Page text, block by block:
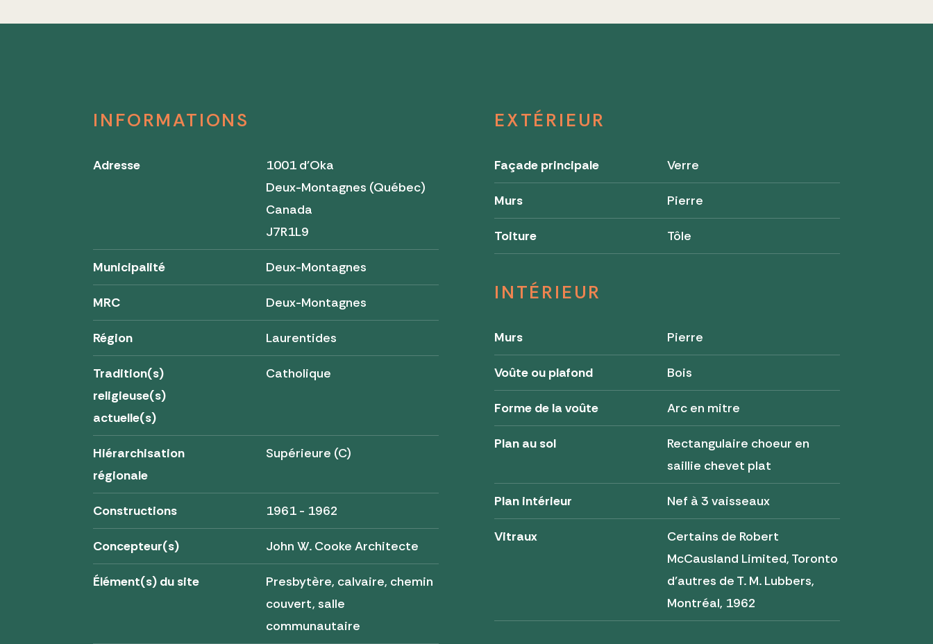
INFORMATIONS
Adresse
1001 d'Oka
Deux-Montagnes (Québec)
Canada
J7R1L9
Municipalité Deux-Montagnes
MRC Deux-Montagnes
Région Laurentides
Tradition(s)
religieuse(s)
actuelle(s)
Catholique
Hiérarchisation
régionale
Supérieure (C)
Constructions 1961 - 1962
Concepteur(s) John W. Cooke Architecte
Élément(s) du site
Presbytère, calvaire, chemin
couvert, salle
communautaire
EXTÉRIEUR
Façade principale Verre
Murs Pierre
Toiture Tôle
INTÉRIEUR
Murs Pierre
Voûte ou plafond Bois
Forme de la voûte Arc en mitre
Plan au sol
Rectangulaire choeur en
saillie chevet plat
Plan intérieur Nef à 3 vaisseaux
Vitraux
Certains de Robert
McCausland Limited, Toronto
d'autres de T. M. Lubbers,
Montréal, 1962